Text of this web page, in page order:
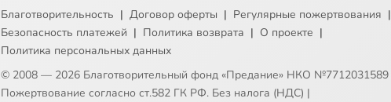
Благотворительность | Договор оферты | Регулярные пожертвования |
Безопасность платежей | Политика возврата | О проекте |
Политика персональных данных
© 2008 — 2026 Благотворительный фонд «Предание» НКО №7712031589
Пожертвование согласно ст.582 ГК РФ. Без налога (НДС) |